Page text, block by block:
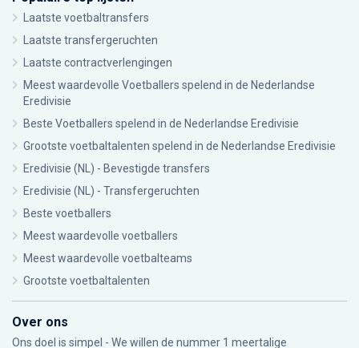
Laatste voetbaltransfers
Laatste transfergeruchten
Laatste contractverlengingen
Meest waardevolle Voetballers spelend in de Nederlandse
Eredivisie
Beste Voetballers spelend in de Nederlandse Eredivisie
Grootste voetbaltalenten spelend in de Nederlandse Eredivisie
Eredivisie (NL) - Bevestigde transfers
Eredivisie (NL) - Transfergeruchten
Beste voetballers
Meest waardevolle voetballers
Meest waardevolle voetbalteams
Grootste voetbaltalenten
Over ons
Ons doel is simpel - We willen de nummer 1 meertalige